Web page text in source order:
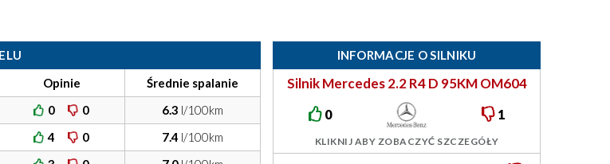
Opinie
Średnie spalanie
0 0 6.3 l/100km
4 0 7.4 l/100km
INFORMACJE O SILNIKU
Silnik Mercedes 2.2 R4 D 95KM OM604
0 1
KLIKNIJ ABY ZOBACZYĆ SZCZEGÓŁY